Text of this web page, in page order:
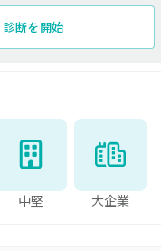
診断を開始
中堅 大企業